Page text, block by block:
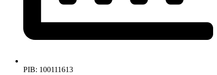
PIB: 100111613